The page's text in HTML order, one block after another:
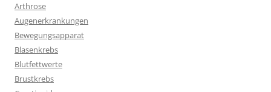
Arthrose
Augenerkrankungen
Bewegungsapparat
Blasenkrebs
Blutfettwerte
Brustkrebs